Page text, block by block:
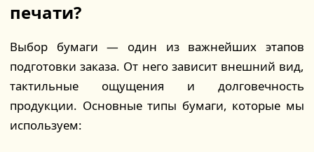
печати?
Выбор бумаги — один из важнейших этапов
подготовки заказа. От него зависит внешний вид,
тактильные ощущения и долговечность
продукции. Основные типы бумаги, которые мы
используем: